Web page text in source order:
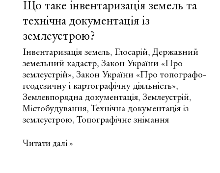
Що таке інвентаризація земель та
технічна документація із
землеустрою?
Інвентаризація земель, Глосарій, Державний
земельний кадастр, Закон України «Про
землеустрій», Закон України «Про топографо-
геодезичну і картографічну діяльність»,
Землевпорядна документація, Землеустрій,
Містобудування, Технічна документація із
землеустрою, Топографічне знімання
Що
Читати далі »